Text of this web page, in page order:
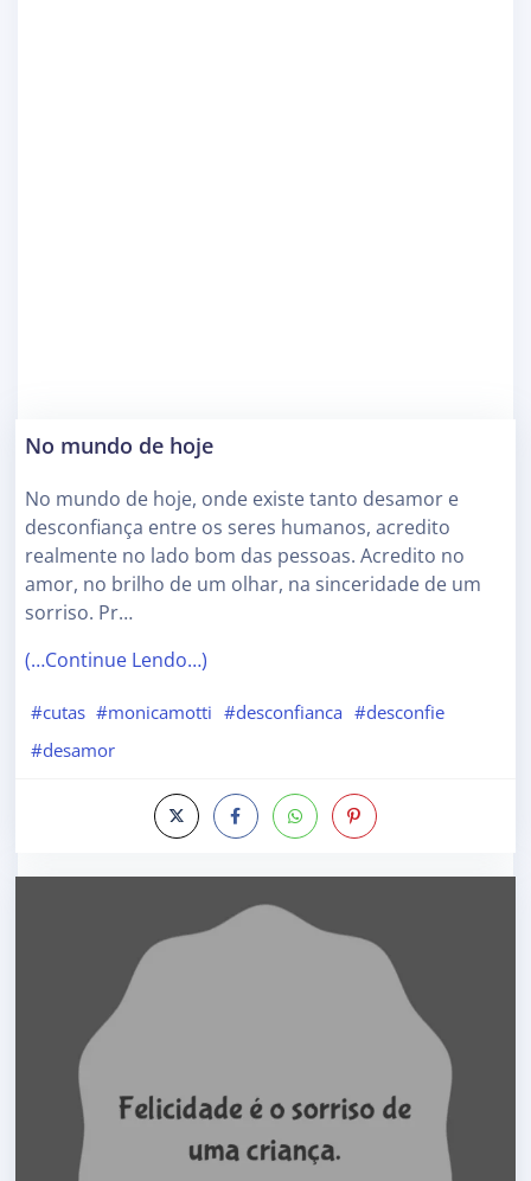
No mundo de hoje
No mundo de hoje, onde existe tanto desamor e
desconfiança entre os seres humanos, acredito
realmente no lado bom das pessoas. Acredito no
amor, no brilho de um olhar, na sinceridade de um
sorriso. Pr…
(…Continue Lendo…)
#cutas #monicamotti #desconfianca #desconfie
#desamor